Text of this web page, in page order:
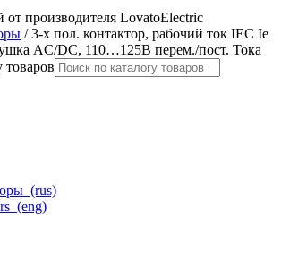
/ 3-х пол. контактор, рабочий ток IEC Ie
AC/DC, 110…125В перем./пост. Тока
товаров
(rus)
(eng)